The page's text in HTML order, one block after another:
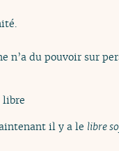
du pouvoir sur
libre
il y a le libre